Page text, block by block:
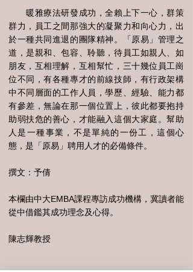
暖雅療法研發成功，全賴上下一心，群策
群力，員工之間那強大的凝聚力和向心力，出
於一種共同進退的團隊精神。「原易」管理之
道，是親和、包容、聆聽，待員工如親人、如
朋友，互相理解，互相幫忙，三十幾位員工崗
位不同，有各種專才的前線技師，有行政架構
中不同層面的工作人員，學歷、經驗、能力都
有參差，無論在那一個位置上，彼此都要抱持
助弱扶危的善心，才能融入這個大家庭。幫助
人是一種事業，不是單純的一份工，這個心
態，是「原易」聘用人才的必備條件。
撰文：予倩
本欄由中大EMBA課程專訪成功機構，冀讀者能
從中借鑑其成功理念及心得。
陳志輝教授